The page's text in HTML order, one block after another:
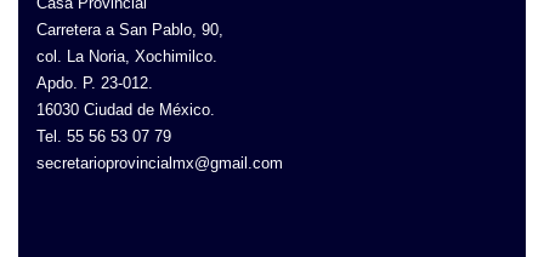
Carretera a San Pablo, 90,
col. La Noria, Xochimilco.
Apdo. P. 23-012.
16030 Ciudad de México.
Tel. 55 56 53 07 79
secretarioprovincialmx@gmail.com